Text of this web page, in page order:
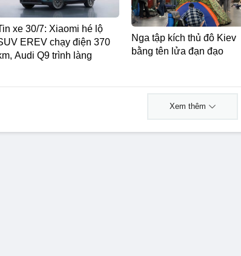
xe 30/7: Xiaomi hé lộ
EREV chạy điện 370
Audi Q9 trình làng
Nga tập kích thủ đô Kiev
bằng tên lửa đạn đạo
Xem thêm